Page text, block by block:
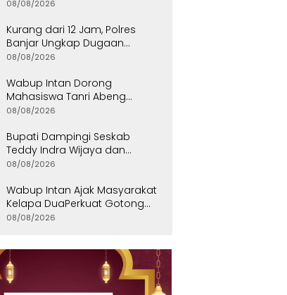
08/08/2026
Kurang dari 12 Jam, Polres
Banjar Ungkap Dugaan
Pembunuhan Berencana,
08/08/2026
Wabup Intan Dorong
Mahasiswa Tanri Abeng
University Jadi Generasi
08/08/2026
Bupati Dampingi Seskab
Teddy Indra Wijaya dan
Mensos Tinjau Sekolah Rakyat
08/08/2026
Wabup Intan Ajak Masyarakat
Kelapa DuaPerkuat Gotong
Royong dan Persatuan
08/08/2026